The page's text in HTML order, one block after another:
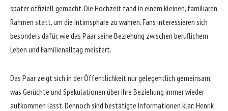
später offiziell gemacht. Die Hochzeit fand in einem kleinen, familiären
Rahmen statt, um die Intimsphäre zu wahren. Fans interessieren sich
besonders dafür, wie das Paar seine Beziehung zwischen beruflichem
Leben und Familienalltag meistert.
Das Paar zeigt sich in der Öffentlichkeit nur gelegentlich gemeinsam,
was Gerüchte und Spekulationen über ihre Beziehung immer wieder
aufkommen lässt. Dennoch sind bestätigte Informationen klar: Henrik